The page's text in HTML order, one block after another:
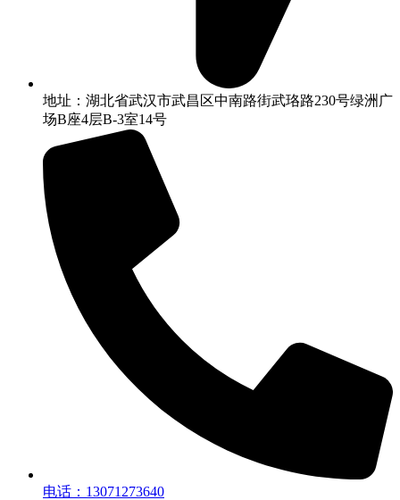
地址：湖北省武汉市武昌区中南路街武珞路230号绿洲广
场B座4层B-3室14号
电话：13071273640